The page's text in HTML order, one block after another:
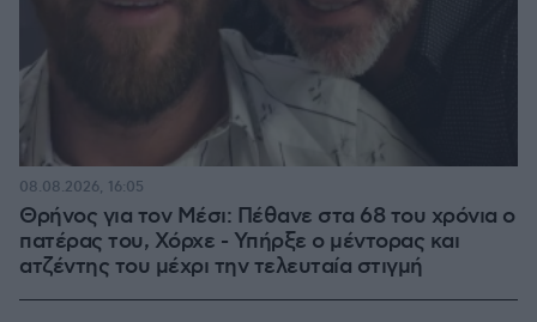
Θρήνος για τον Μέσι: Πέθανε στα 68 του χρόνια ο
πατέρας του, Χόρχε - Υπήρξε ο μέντορας και
ατζέντης του μέχρι την τελευταία στιγμή
08.08.2026, 16:05